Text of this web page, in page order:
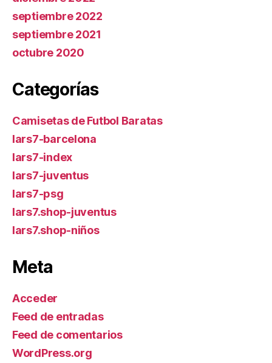
septiembre 2022
septiembre 2021
octubre 2020
Categorías
Camisetas de Futbol Baratas
lars7-barcelona
lars7-index
lars7-juventus
lars7-psg
lars7.shop-juventus
lars7.shop-niños
Meta
Acceder
Feed de entradas
Feed de comentarios
WordPress.org